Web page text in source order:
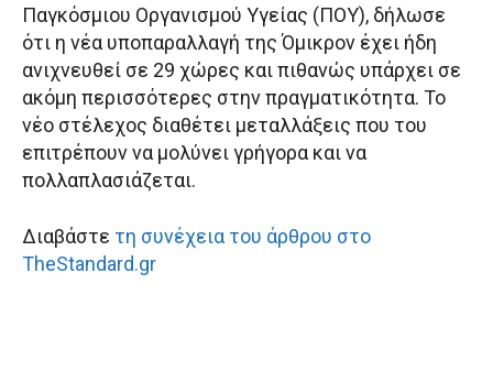
Παγκόσμιου Οργανισμού Υγείας (ΠΟΥ), δήλωσε
ότι η νέα υποπαραλλαγή της Όμικρον έχει ήδη
ανιχνευθεί σε 29 χώρες και πιθανώς υπάρχει σε
ακόμη περισσότερες στην πραγματικότητα. Το
νέο στέλεχος διαθέτει μεταλλάξεις που του
επιτρέπουν να μολύνει γρήγορα και να
πολλαπλασιάζεται.
Διαβάστε τη συνέχεια του άρθρου στο
TheStandard.gr